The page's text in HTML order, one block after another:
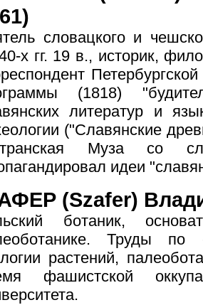
словацкого и
х гг. 19 в., историк,
(1818)
литератур и
("Славянские
Муза со
идеи
(Szafer)
ботаник,
Труды по
растений,
фашистской